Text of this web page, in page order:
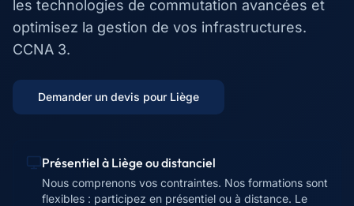
les technologies de commutation avancées et
optimisez la gestion de vos infrastructures.
CCNA 3.
Demander un devis pour Liège
Présentiel à Liège ou distanciel
Nous comprenons vos contraintes. Nos formations sont
flexibles : participez en présentiel ou à distance. Le